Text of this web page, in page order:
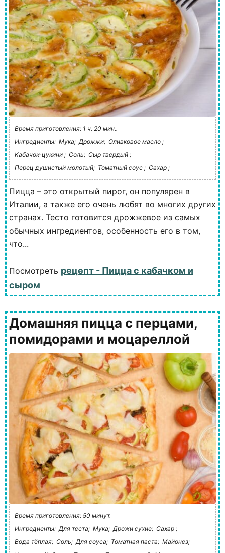
Время приготовления: 1 ч. 20 мин..
Ингредиенты: Мука; Дрожжи; Оливковое масло ;
Кабачок-цукини ; Соль; Сыр твердый ;
Перец душистый молотый; Томатный соус ; Сахар ;
Пицца – это открытый пирог, он популярен в
Италии, а также его очень любят во многих других
странах. Тесто готовится дрожжевое из самых
обычных ингредиентов, особенность его в том,
что...
Посмотреть рецепт - Пицца с кабачком и
сыром
Домашняя пицца с перцами,
помидорами и моцареллой
Время приготовления: 50 минут.
Ингредиенты: Для теста; Мука; Дрожи сухие; Сахар ;
Вода тёплая; Соль; Для соуса; Томатная паста; Майонез;